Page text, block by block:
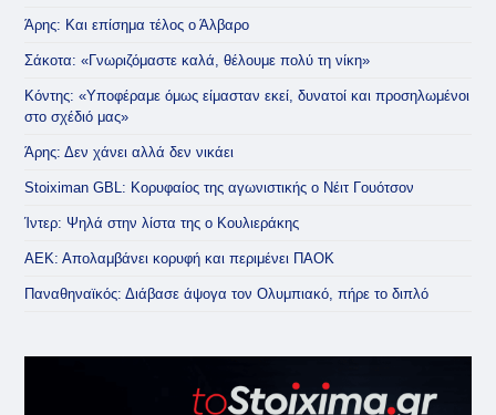
Άρης: Και επίσημα τέλος ο Άλβαρο
Σάκοτα: «Γνωριζόμαστε καλά, θέλουμε πολύ τη νίκη»
Κόντης: «Υποφέραμε όμως είμασταν εκεί, δυνατοί και προσηλωμένοι
στο σχέδιό μας»
Άρης: Δεν χάνει αλλά δεν νικάει
Stoiximan GBL: Κορυφαίος της αγωνιστικής ο Νέιτ Γουότσον
Ίντερ: Ψηλά στην λίστα της ο Κουλιεράκης
ΑΕΚ: Απολαμβάνει κορυφή και περιμένει ΠΑΟΚ
Παναθηναϊκός: Διάβασε άψογα τον Ολυμπιακό, πήρε το διπλό